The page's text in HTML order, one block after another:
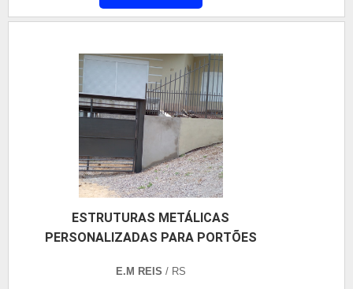
especializados da Coberzip irá encontrar proteção
TRAPEZOIDAL SANDUÍCHEHá muitas maneiras
eficientes de demonstrar competência e excelência
em sua área de atuação. A Coberzip centraliza sua
estratégia em oferecer aos clientes uma estrutura
com: Escritório de alta qualidade onde são
realizadas as atividades; Tecnologia de ponta;
Cerca de 600.000 m² de coberturas tratadas,
conformidades encontradas. Tudo isso para
oferecer preço telha trapezoidal sanduíche com
ESTRUTURAS METÁLICAS
PERSONALIZADAS PARA PORTÕES
E.M REIS / RS